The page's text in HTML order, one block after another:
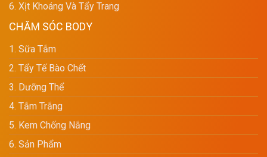
6. Xịt Khoáng Và Tẩy Trang
CHĂM SÓC BODY
1. Sữa Tắm
2. Tẩy Tế Bào Chết
3. Dưỡng Thể
4. Tắm Trắng
5. Kem Chống Nắng
6. Sản Phẩm